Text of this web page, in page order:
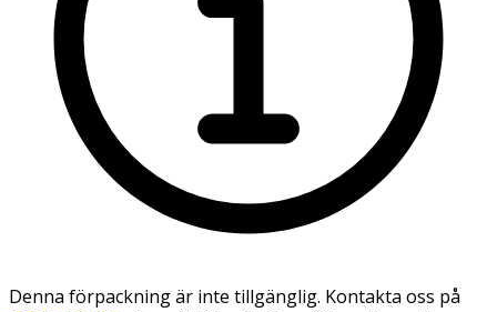
Denna förpackning är inte tillgänglig. Kontakta oss på